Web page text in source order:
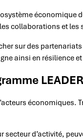
collaborations et les
sur des
ainsi en résilience
économiques.
secteur d’activité,